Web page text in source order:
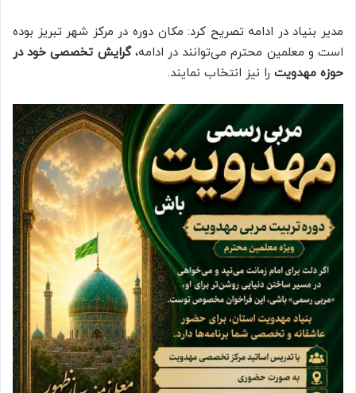
مدیر بنیاد در ادامه تصریح کرد: مکان دوره در مرکز شهر تبریز بوده
است و معلمین محترم می‌توانند در ادامه،گرایش تخصصی خود در
حوزه مهدویت را نیز انتخاب نمایند.